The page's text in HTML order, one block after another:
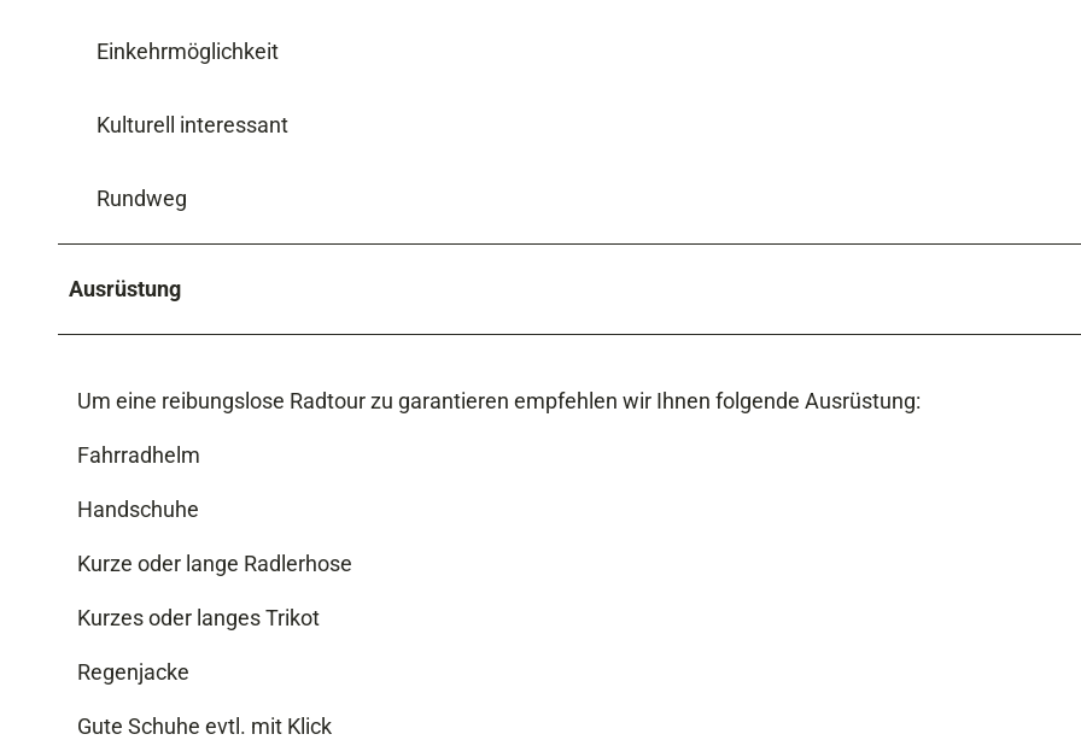
Einkehrmöglichkeit
Kulturell interessant
Rundweg
Ausrüstung
Um eine reibungslose Radtour zu garantieren empfehlen wir Ihnen folgende Ausrüstung:
Fahrradhelm
Handschuhe
Kurze oder lange Radlerhose
Kurzes oder langes Trikot
Regenjacke
Gute Schuhe evtl. mit Klick